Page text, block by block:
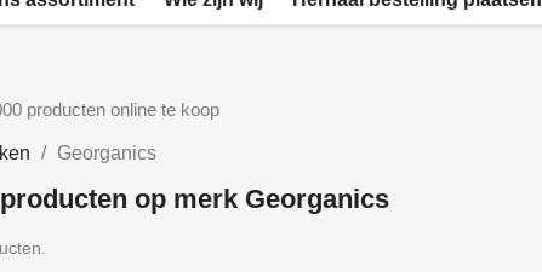
producten online te koop
Georganics
op merk Georganics